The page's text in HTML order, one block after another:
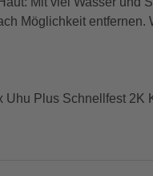
Möglichkeit
Uhu Plus Schnellfest 2K